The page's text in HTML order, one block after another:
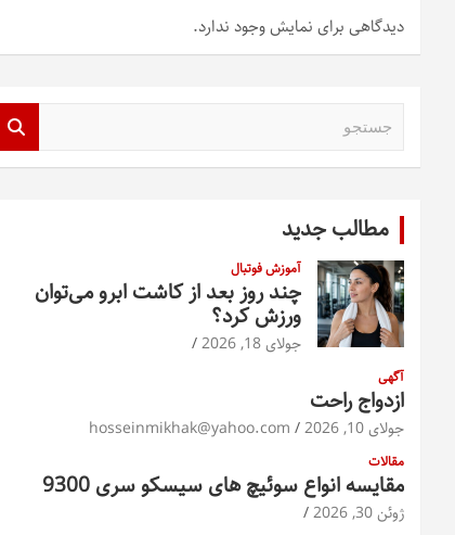
دیدگاهی برای نمایش وجود ندارد.
مطالب جدید
آموزش فوتبال
چند روز بعد از کاشت ابرو می‌توان
ورزش کرد؟
جولای 18, 2026
آگهی
ازدواج راحت
جولای 10, 2026 hosseinmikhak@yahoo.com
مقالات
مقایسه انواع سوئیچ های سیسکو سری 9300
ژوئن 30, 2026